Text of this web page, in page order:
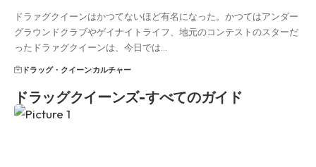
ドラァグクイーンはかつてないほど有名になった。かつてはアンダー
グラウンドクラブやゲイナイトライフ、地元のコンテストのスターだ
ったドラァグクイーンは、今日では…
ドラッグ・クイーンカルチャー
ドラッグクイーンズ-すべてのガイド